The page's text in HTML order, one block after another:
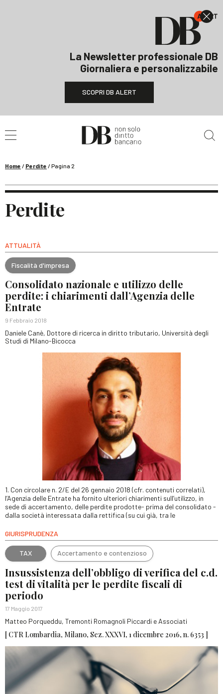
La Newsletter professionale DB
Giornaliera e personalizzabile
SCOPRI DB ALERT
Home / Perdite /Pagina 2
Perdite
ATTUALITÀ
Fiscalità d'impresa
Consolidato nazionale e utilizzo delle
perdite: i chiarimenti dall’Agenzia delle
Entrate
9 Febbraio 2018
Daniele Canè, Dottore di ricerca in diritto tributario, Università degli
Studi di Milano-Bicocca
1. Con circolare n. 2/E del 26 gennaio 2018 (cfr. contenuti correlati),
l’Agenzia delle Entrate ha fornito ulteriori chiarimenti sull’utilizzo, in
sede di accertamento, delle perdite prodotte- prima del consolidato -
dalla società interessata dalla rettifica (su cui già, tra le
GIURISPRUDENZA
TAX Accertamento e contenzioso
Insussistenza dell’obbligo di verifica del c.d.
test di vitalità per le perdite fiscali di
periodo
17 Maggio 2017
Matteo Porqueddu, Tremonti Romagnoli Piccardi e Associati
[ CTR Lombardia, Milano, Sez. XXXVI, 1 dicembre 2016, n. 6353 ]